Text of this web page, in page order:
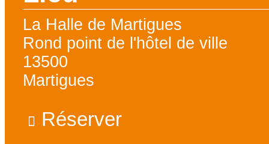
La Halle de Martigues
Rond point de l'hôtel de ville
13500
Martigues
Réserver